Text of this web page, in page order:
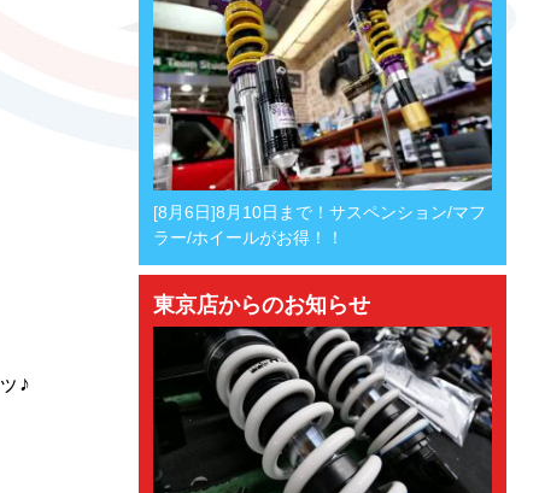
♪
[8月6日]8月10日まで！サスペンション/マフ
ラー/ホイールがお得！！
東京店からのお知らせ